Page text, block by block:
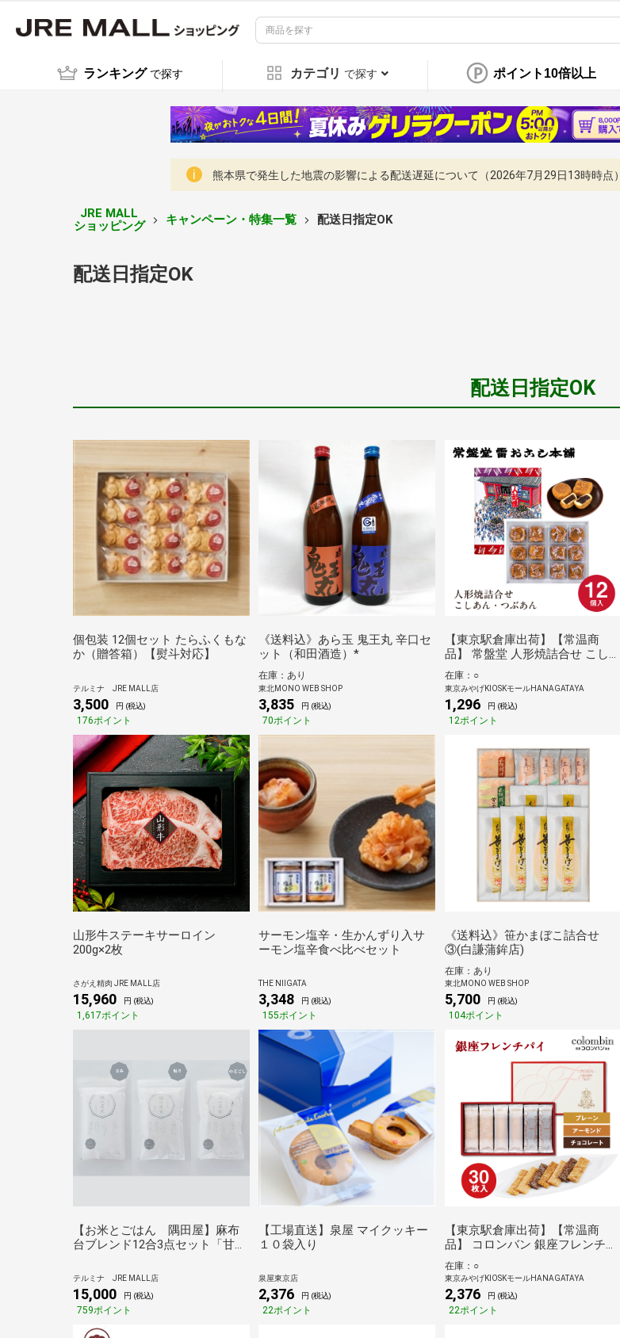
ランキング で探す カテゴリ で探す ポイント10倍以上
熊本県で発生した地震の影響による配送遅延について（2026年7月29日13時時点）
JRE MALL
ショッピング
キャンペーン・特集一覧 配送日指定OK
配送日指定OK
配送日指定OK
個包装 12個セット たらふくもな
か（贈答箱）【熨斗対応】
テルミナ JRE MALL店
3,500 円 (税込)
176ポイント
《送料込》あら玉 鬼王丸 辛口セ
ット（和田酒造）*
在庫：あり
東北MONO WEB SHOP
3,835 円 (税込)
70ポイント
【東京駅倉庫出荷】【常温商
品】 常盤堂 人形焼詰合せ こしあ
ん・つぶあん
在庫：○
東京みやげKIOSKモールHANAGATAYA
1,296 円 (税込)
12ポイント
山形牛ステーキサーロイン
200g×2枚
さがえ精肉 JRE MALL店
15,960 円 (税込)
1,617ポイント
サーモン塩辛・生かんずり入サ
ーモン塩辛食べ比べセット
THE NIIGATA
3,348 円 (税込)
155ポイント
《送料込》笹かまぼこ詰合せ
③(白謙蒲鉾店)
在庫：あり
東北MONO WEB SHOP
5,700 円 (税込)
104ポイント
【お米とごはん 隅田屋】麻布
台ブレンド12合3点セット「甘
（1800g×3）桐箱入り
テルミナ JRE MALL店
15,000 円 (税込)
759ポイント
【工場直送】泉屋 マイクッキー
１０袋入り
泉屋東京店
2,376 円 (税込)
22ポイント
【東京駅倉庫出荷】【常温商
品】 コロンバン 銀座フレンチパ
イ 30枚入
在庫：○
東京みやげKIOSKモールHANAGATAYA
2,376 円 (税込)
22ポイント